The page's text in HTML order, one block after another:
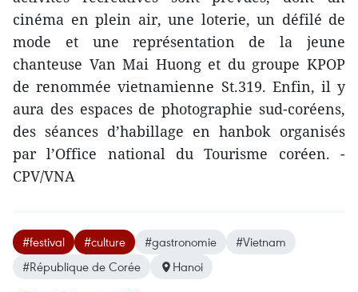
cinéma en plein air, une loterie, un défilé de
mode et une représentation de la jeune
chanteuse Van Mai Huong et du groupe KPOP
de renommée vietnamienne St.319. Enfin, il y
aura des espaces de photographie sud-coréens,
des séances d’habillage en hanbok organisés
par l’Office national du Tourisme coréen. -
CPV/VNA
#festival #culture #gastronomie
#Vietnam
#République de Corée
Hanoi